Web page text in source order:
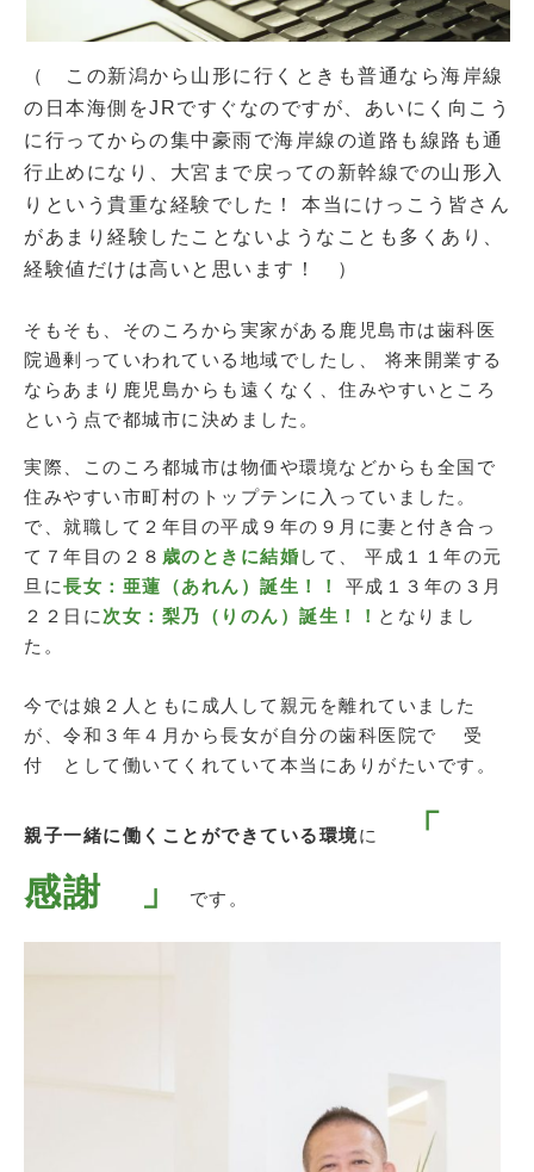
（ この新潟から山形に行くときも普通なら海岸線
の日本海側をJRですぐなのですが、あいにく向こう
に行ってからの集中豪雨で海岸線の道路も線路も通
行止めになり、大宮まで戻っての新幹線での山形入
りという貴重な経験でした！ 本当にけっこう皆さん
があまり経験したことないようなことも多くあり、
経験値だけは高いと思います！ ）
そもそも、そのころから実家がある鹿児島市は歯科医
院過剰っていわれている地域でしたし、 将来開業する
ならあまり鹿児島からも遠くなく、住みやすいところ
という点で都城市に決めました。
実際、このころ都城市は物価や環境などからも全国で
住みやすい市町村のトップテンに入っていました。
で、就職して２年目の平成９年の９月に妻と付き合っ
て７年目の２８ 歳のときに結婚 して、 平成１１年の元
旦に長女：亜蓮（あれん）誕生！！
平成１３年の３月
２２日に次女：梨乃（りのん）誕生！！ となりまし
た。
今では娘２人ともに成人して親元を離れていました
が、令和３年４月から長女が自分の歯科医院で 受
付 として働いてくれていて本当にありがたいです。
親子一緒に働くことができている環境に
「
感謝 」
です。